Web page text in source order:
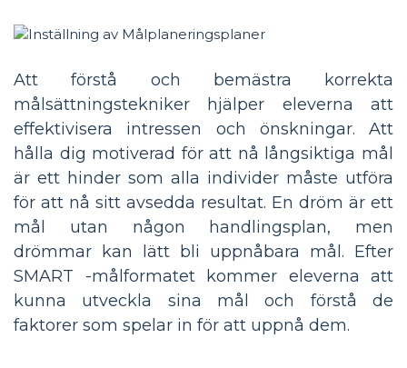
Att förstå och bemästra korrekta
målsättningstekniker hjälper eleverna att
effektivisera intressen och önskningar. Att
hålla dig motiverad för att nå långsiktiga mål
är ett hinder som alla individer måste utföra
för att nå sitt avsedda resultat. En dröm är ett
mål utan någon handlingsplan, men
drömmar kan lätt bli uppnåbara mål. Efter
SMART -målformatet kommer eleverna att
kunna utveckla sina mål och förstå de
faktorer som spelar in för att uppnå dem.